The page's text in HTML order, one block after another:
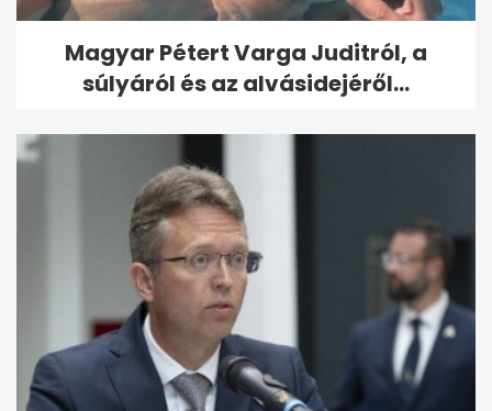
Magyar Pétert Varga Juditról, a
súlyáról és az alvásidejéről...